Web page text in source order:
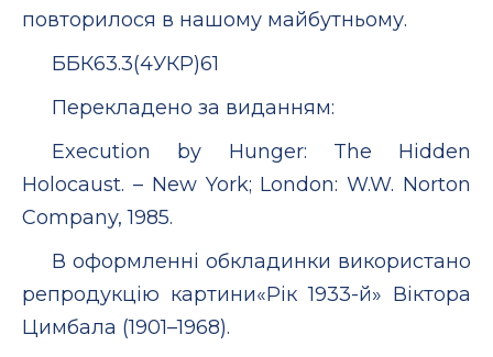
повторилося в нашому майбутньому.
ББК63.3(4УКР)61
Перекладено за виданням:
Execution by Hunger: The Hidden
Holocaust. – New York; London: W.W. Norton
Company, 1985.
В оформленні обкладинки використано
репродукцію картини«Рік 1933-й» Віктора
Цимбала (1901–1968).